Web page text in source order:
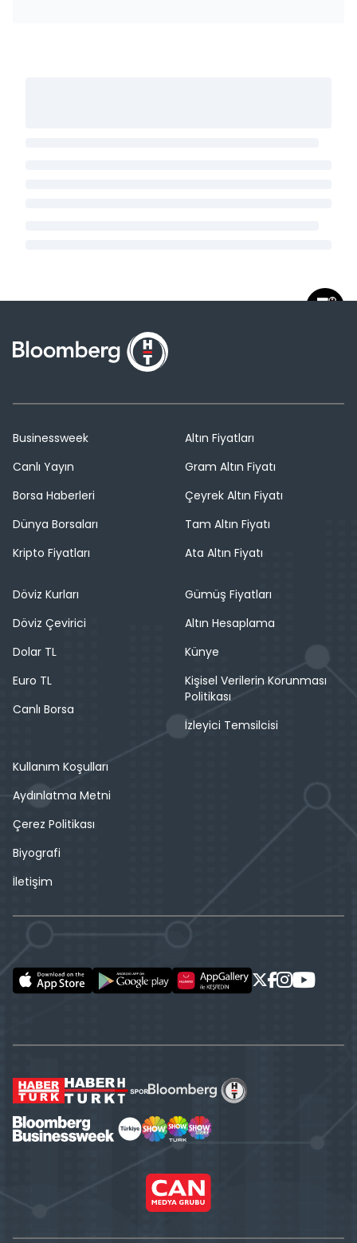
Businessweek
Canlı Yayın
Borsa Haberleri
Dünya Borsaları
Kripto Fiyatları
Altın Fiyatları
Gram Altın Fiyatı
Çeyrek Altın Fiyatı
Tam Altın Fiyatı
Ata Altın Fiyatı
Döviz Kurları
Döviz Çevirici
Dolar TL
Euro TL
Canlı Borsa
Gümüş Fiyatları
Altın Hesaplama
Künye
Kişisel Verilerin Korunması
Politikası
İzleyici Temsilcisi
Kullanım Koşulları
Aydınlatma Metni
Çerez Politikası
Biyografi
İletişim